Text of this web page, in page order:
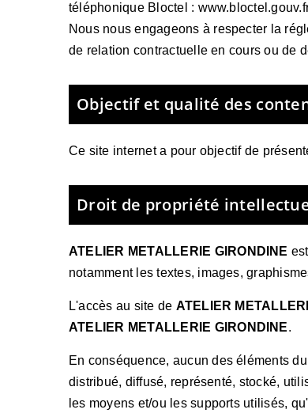
téléphonique Bloctel :
Nous nous engageons à respecter la
de relation contractuelle en cours ou de
Objectif et qualité des
Ce site internet a pour objectif de
Droit de propriété
ATELIER METALLERIE GIRONDINE
notamment les textes, images,
L'accès au site de ATELIER
ATELIER METALLERIE GIRONDINE.
En conséquence, aucun des éléments
distribué, diffusé, représenté, stocké,
les moyens et/ou les supports utilisés,